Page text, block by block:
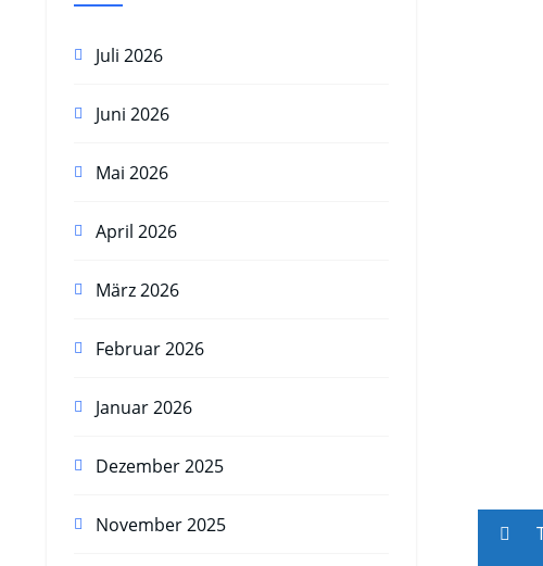
Juli 2026
Juni 2026
Mai 2026
April 2026
März 2026
Februar 2026
Januar 2026
Dezember 2025
November 2025